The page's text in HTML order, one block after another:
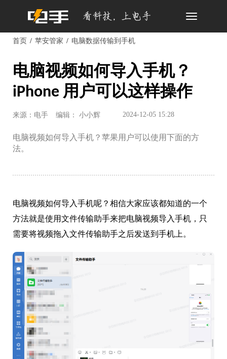
Toggle
首页 苹安管家 电脑数据传输到手机
电脑视频如何导入手机？
iPhone 用户可以这样操作
来源：电手 编辑： 小小辉 2024-12-05 15:28
电脑视频如何导入手机？苹果用户可以使用下面的方
法。
电脑视频如何导入手机呢？相信大家应该都知道的一个
方法就是使用文件传输助手来把电脑视频导入手机，只
需要将视频拖入文件传输助手之后发送到手机上。